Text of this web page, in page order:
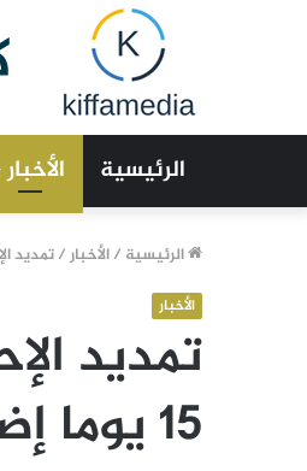
الرئيسية الأخبار
الرئيسية /الأخبار/تمديد
الأخبار
تمديد
15 يوما إضافية